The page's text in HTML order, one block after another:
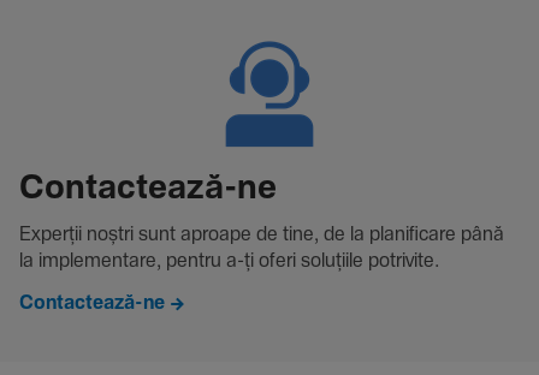
Contac­tează-ne
Experții noștri sunt aproape de tine, de la plani­fi­care până
la imple­men­tare, pentru a-ți oferi solu­țiile potri­vite.
Contactează-ne